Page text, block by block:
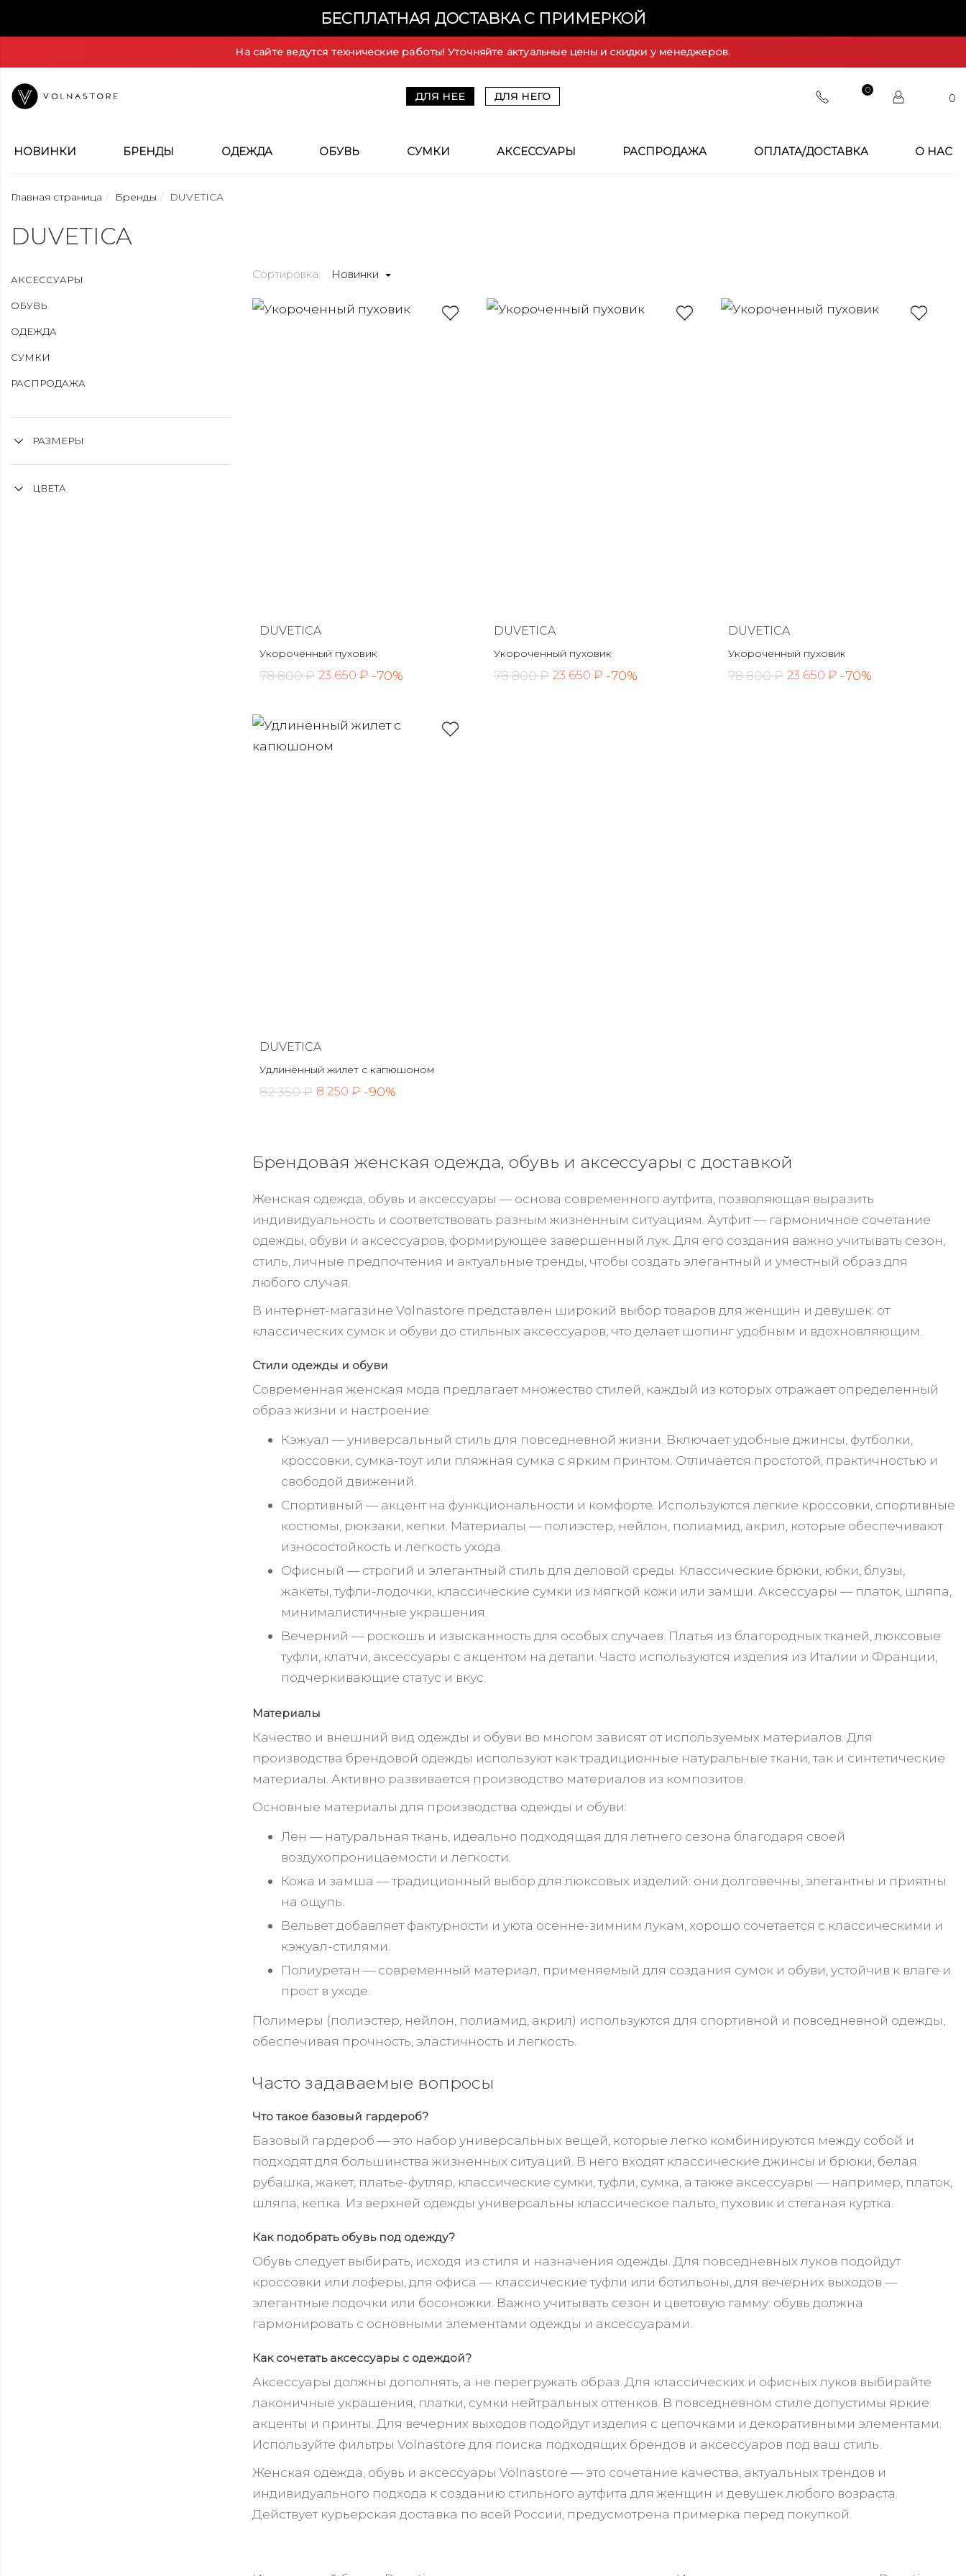
БЕСПЛАТНАЯ ДОСТАВКА С ПРИМЕРКОЙ
На сайте ведутся технические работы! Уточняйте актуальные цены и скидки у менеджеров.
ДЛЯ НЕЕ ДЛЯ НЕГО
0
0
НОВИНКИ БРЕНДЫ ОДЕЖДА ОБУВЬ СУМКИ АКСЕССУАРЫ РАСПРОДАЖА ОПЛАТА/ДОСТАВКА О НАС
Главная страница Бренды DUVETICA
DUVETICA
АКСЕССУАРЫ
ОБУВЬ
ОДЕЖДА
СУМКИ
РАСПРОДАЖА
РАЗМЕРЫ
ЦВЕТА
Сортировка: Новинки
DUVETICA
Укороченный пуховик
78 800 ₽ 23 650 ₽ -70%
DUVETICA
Укороченный пуховик
78 800 ₽ 23 650 ₽ -70%
DUVETICA
Укороченный пуховик
78 800 ₽ 23 650 ₽ -70%
DUVETICA
Удлинённый жилет с капюшоном
82 350 ₽ 8 250 ₽ -90%
Брендовая женская одежда, обувь и аксессуары с доставкой
Женская одежда, обувь и аксессуары — основа современного аутфита, позволяющая выразить
индивидуальность и соответствовать разным жизненным ситуациям. Аутфит — гармоничное сочетание
одежды, обуви и аксессуаров, формирующее завершенный лук. Для его создания важно учитывать сезон,
стиль, личные предпочтения и актуальные тренды, чтобы создать элегантный и уместный образ для
любого случая.
В интернет-магазине Volnastore представлен широкий выбор товаров для женщин и девушек: от
классических сумок и обуви до стильных аксессуаров, что делает шопинг удобным и вдохновляющим.
Стили одежды и обуви
Современная женская мода предлагает множество стилей, каждый из которых отражает определенный
образ жизни и настроение:
Кэжуал — универсальный стиль для повседневной жизни. Включает удобные джинсы, футболки,
кроссовки, сумка-тоут или пляжная сумка с ярким принтом. Отличается простотой, практичностью и
свободой движений.
Спортивный — акцент на функциональности и комфорте. Используются легкие кроссовки, спортивные
костюмы, рюкзаки, кепки. Материалы — полиэстер, нейлон, полиамид, акрил, которые обеспечивают
износостойкость и легкость ухода.
Офисный — строгий и элегантный стиль для деловой среды. Классические брюки, юбки, блузы,
жакеты, туфли-лодочки, классические сумки из мягкой кожи или замши. Аксессуары — платок, шляпа,
минималистичные украшения.
Вечерний — роскошь и изысканность для особых случаев. Платья из благородных тканей, люксовые
туфли, клатчи, аксессуары с акцентом на детали. Часто используются изделия из Италии и Франции,
подчеркивающие статус и вкус.
Материалы
Качество и внешний вид одежды и обуви во многом зависят от используемых материалов. Для
производства брендовой одежды используют как традиционные натуральные ткани, так и синтетические
материалы. Активно развивается производство материалов из композитов.
Основные материалы для производства одежды и обуви:
Лен — натуральная ткань, идеально подходящая для летнего сезона благодаря своей
воздухопроницаемости и легкости.
Кожа и замша — традиционный выбор для люксовых изделий: они долговечны, элегантны и приятны
на ощупь.
Вельвет добавляет фактурности и уюта осенне-зимним лукам, хорошо сочетается с классическими и
кэжуал-стилями.
Полиуретан — современный материал, применяемый для создания сумок и обуви, устойчив к влаге и
прост в уходе.
Полимеры (полиэстер, нейлон, полиамид, акрил) используются для спортивной и повседневной одежды,
обеспечивая прочность, эластичность и легкость.
Часто задаваемые вопросы
Что такое базовый гардероб?
Базовый гардероб — это набор универсальных вещей, которые легко комбинируются между собой и
подходят для большинства жизненных ситуаций. В него входят классические джинсы и брюки, белая
рубашка, жакет, платье-футляр, классические сумки, туфли, сумка, а также аксессуары — например, платок,
шляпа, кепка. Из верхней одежды универсальны классическое пальто, пуховик и стеганая куртка.
Как подобрать обувь под одежду?
Обувь следует выбирать, исходя из стиля и назначения одежды. Для повседневных луков подойдут
кроссовки или лоферы, для офиса — классические туфли или ботильоны, для вечерних выходов —
элегантные лодочки или босоножки. Важно учитывать сезон и цветовую гамму: обувь должна
гармонировать с основными элементами одежды и аксессуарами.
Как сочетать аксессуары с одеждой?
Аксессуары должны дополнять, а не перегружать образ. Для классических и офисных луков выбирайте
лаконичные украшения, платки, сумки нейтральных оттенков. В повседневном стиле допустимы яркие
акценты и принты. Для вечерних выходов подойдут изделия с цепочками и декоративными элементами.
Используйте фильтры Volnastore для поиска подходящих брендов и аксессуаров под ваш стиль.
Женская одежда, обувь и аксессуары Volnastore — это сочетание качества, актуальных трендов и
индивидуального подхода к созданию стильного аутфита для женщин и девушек любого возраста.
Действует курьерская доставка по всей России, предусмотрена примерка перед покупкой.